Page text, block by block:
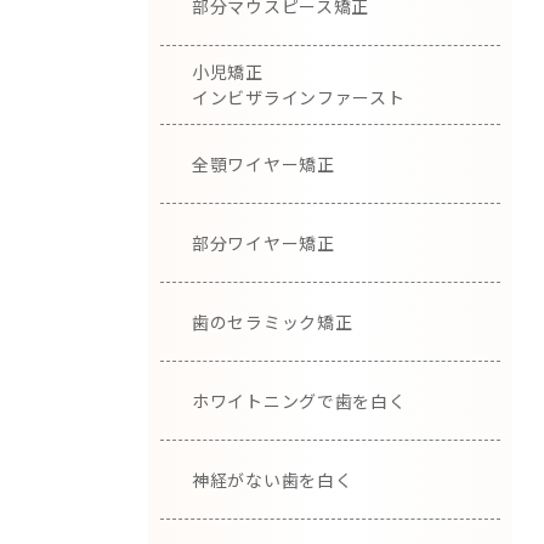
部分マウスピース矯正
小児矯正
インビザラインファースト
全顎ワイヤー矯正
部分ワイヤー矯正
歯のセラミック矯正
ホワイトニングで歯を白く
神経がない歯を白く